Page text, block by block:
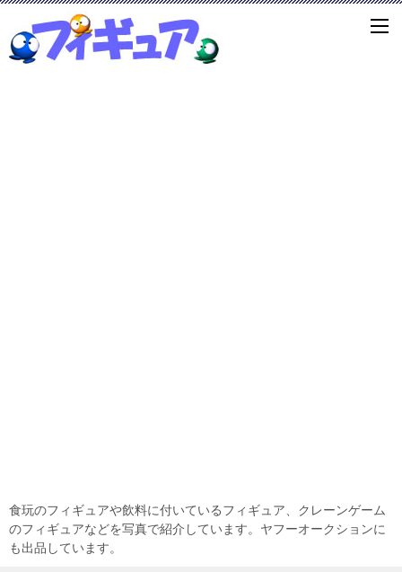
食玩のフィギュアや飲料に付いているフィギュア、クレーンゲーム
のフィギュアなどを写真で紹介しています。ヤフーオークションに
も出品しています。